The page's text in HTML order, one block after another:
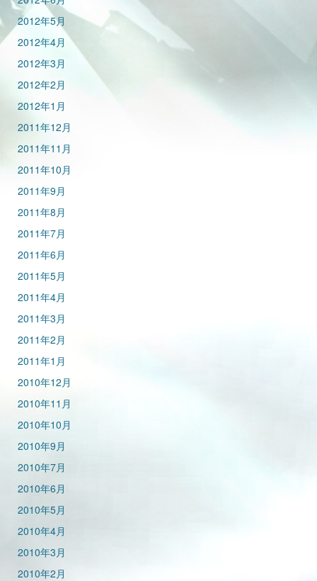
2012年5月
2012年4月
2012年3月
2012年2月
2012年1月
2011年12月
2011年11月
2011年10月
2011年9月
2011年8月
2011年7月
2011年6月
2011年5月
2011年4月
2011年3月
2011年2月
2011年1月
2010年12月
2010年11月
2010年10月
2010年9月
2010年7月
2010年6月
2010年5月
2010年4月
2010年3月
2010年2月